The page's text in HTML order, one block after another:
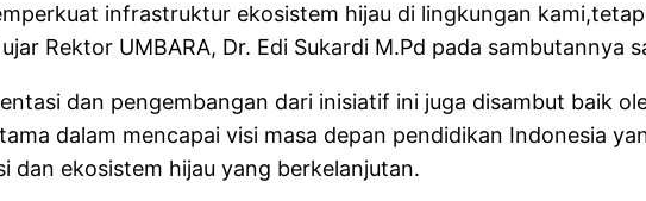
infrastruktur ekosistem hijau di lingkungan
Rektor UMBARA, Dr. Edi Sukardi M.Pd pada sambutannya
dan pengembangan dari inisiatif ini juga disambut baik
dalam mencapai visi masa depan pendidikan Indonesia
dan ekosistem hijau yang berkelanjutan.